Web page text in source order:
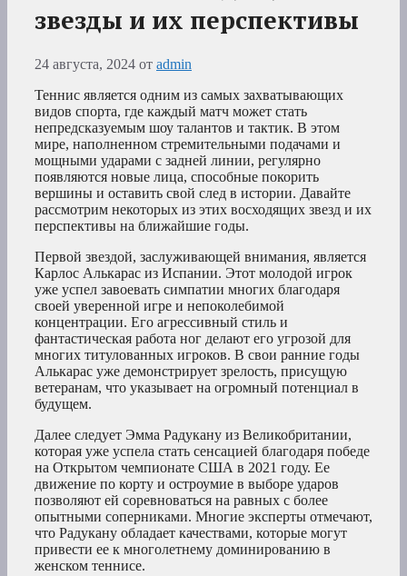
звезды и их перспективы
24 августа, 2024 от admin
Теннис является одним из самых захватывающих
видов спорта, где каждый матч может стать
непредсказуемым шоу талантов и тактик. В этом
мире, наполненном стремительными подачами и
мощными ударами с задней линии, регулярно
появляются новые лица, способные покорить
вершины и оставить свой след в истории. Давайте
рассмотрим некоторых из этих восходящих звезд и их
перспективы на ближайшие годы.
Первой звездой, заслуживающей внимания, является
Карлос Алькарас из Испании. Этот молодой игрок
уже успел завоевать симпатии многих благодаря
своей уверенной игре и непоколебимой
концентрации. Его агрессивный стиль и
фантастическая работа ног делают его угрозой для
многих титулованных игроков. В свои ранние годы
Алькарас уже демонстрирует зрелость, присущую
ветеранам, что указывает на огромный потенциал в
будущем.
Далее следует Эмма Радукану из Великобритании,
которая уже успела стать сенсацией благодаря победе
на Открытом чемпионате США в 2021 году. Ее
движение по корту и остроумие в выборе ударов
позволяют ей соревноваться на равных с более
опытными соперниками. Многие эксперты отмечают,
что Радукану обладает качествами, которые могут
привести ее к многолетнему доминированию в
женском теннисе.